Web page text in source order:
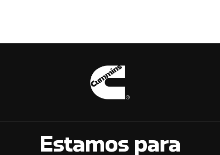
Estamos para